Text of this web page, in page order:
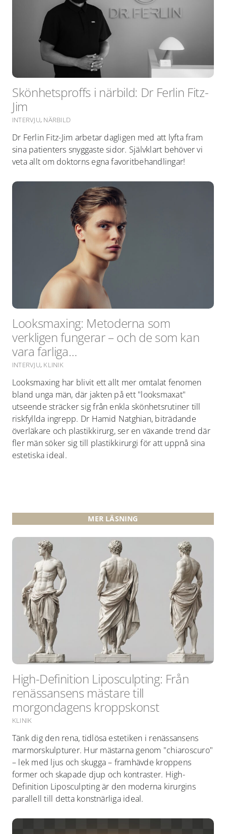
Skönhetsproffs i närbild: Dr Ferlin Fitz-
Jim
INTERVJU, NÄRBILD
Dr Ferlin Fitz-Jim arbetar dagligen med att lyfta fram
sina patienters snyggaste sidor. Självklart behöver vi
veta allt om doktorns egna favoritbehandlingar!
Looksmaxing: Metoderna som
verkligen fungerar – och de som kan
vara farliga…
INTERVJU, KLINIK
Looksmaxing har blivit ett allt mer omtalat fenomen
bland unga män, där jakten på ett "looksmaxat"
utseende sträcker sig från enkla skönhetsrutiner till
riskfyllda ingrepp. Dr Hamid Natghian, biträdande
överläkare och plastikkirurg, ser en växande trend där
fler män söker sig till plastikkirurgi för att uppnå sina
estetiska ideal.
MER LÄSNING
High-Definition Liposculpting: Från
renässansens mästare till
morgondagens kroppskonst
KLINIK
Tänk dig den rena, tidlösa estetiken i renässansens
marmorskulpturer. Hur mästarna genom "chiaroscuro"
– lek med ljus och skugga – framhävde kroppens
former och skapade djup och kontraster. High-
Definition Liposculpting är den moderna kirurgins
parallell till detta konstnärliga ideal.